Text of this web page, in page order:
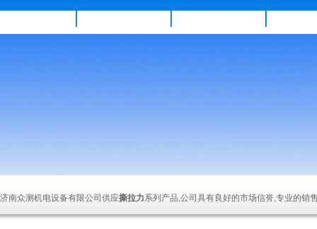
济南众测机电设备有限公司供应撕拉力系列产品,公司具有良好的市场信誉,专业的销